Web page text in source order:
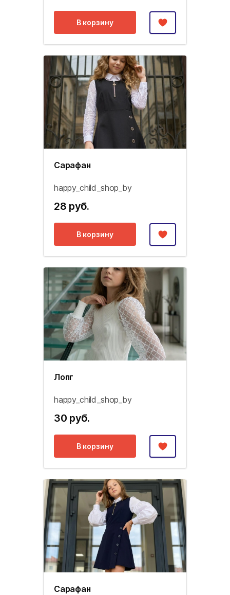
В корзину
Сарафан
happy_child_shop_by
28 руб.
В корзину
Лопг
happy_child_shop_by
30 руб.
В корзину
Сарафан